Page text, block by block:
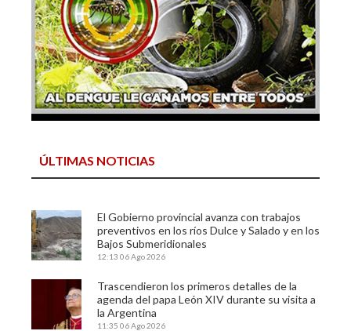
ÚLTIMAS NOTICIAS
El Gobierno provincial avanza con trabajos
preventivos en los ríos Dulce y Salado y en los
Bajos Submeridionales
12:13 06 Ago 2026
Trascendieron los primeros detalles de la
agenda del papa León XIV durante su visita a
la Argentina
11:35 06 Ago 2026